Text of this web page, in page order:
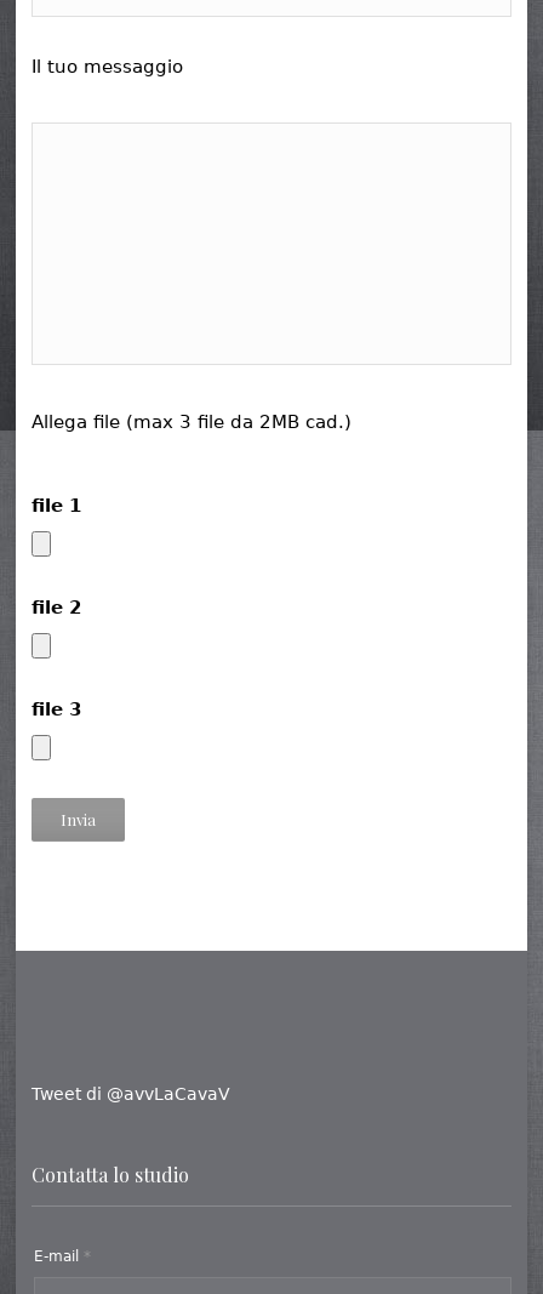
Il tuo messaggio
Allega file (max 3 file da 2MB cad.)
file 1
file 2
file 3
Tweet di @avvLaCavaV
Contatta lo studio
E-mail *